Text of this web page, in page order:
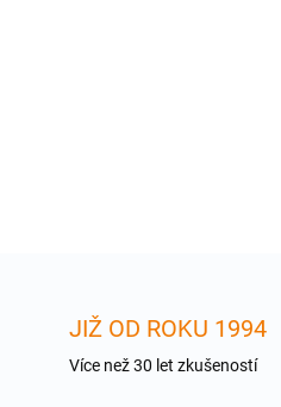
JIŽ OD ROKU 1994
Více než 30 let zkušeností